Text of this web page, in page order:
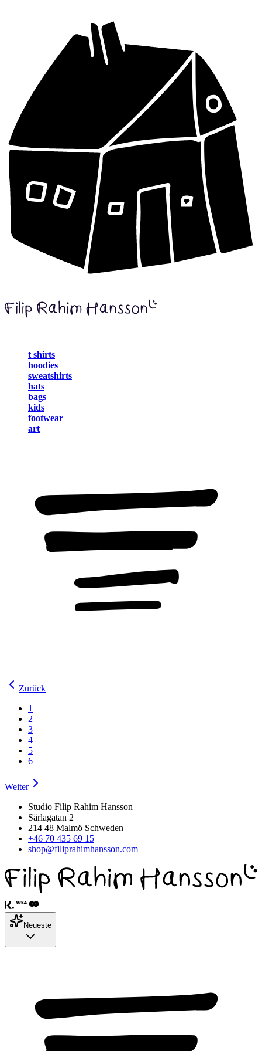
t shirts
hoodies
sweatshirts
hats
bags
kids
footwear
art
Zurück
1
2
3
4
5
6
Weiter
Studio Filip Rahim Hansson
Särlagatan 2
214 48 Malmö Schweden
+46 70 435 69 15
shop@filiprahimhansson.com
Neueste